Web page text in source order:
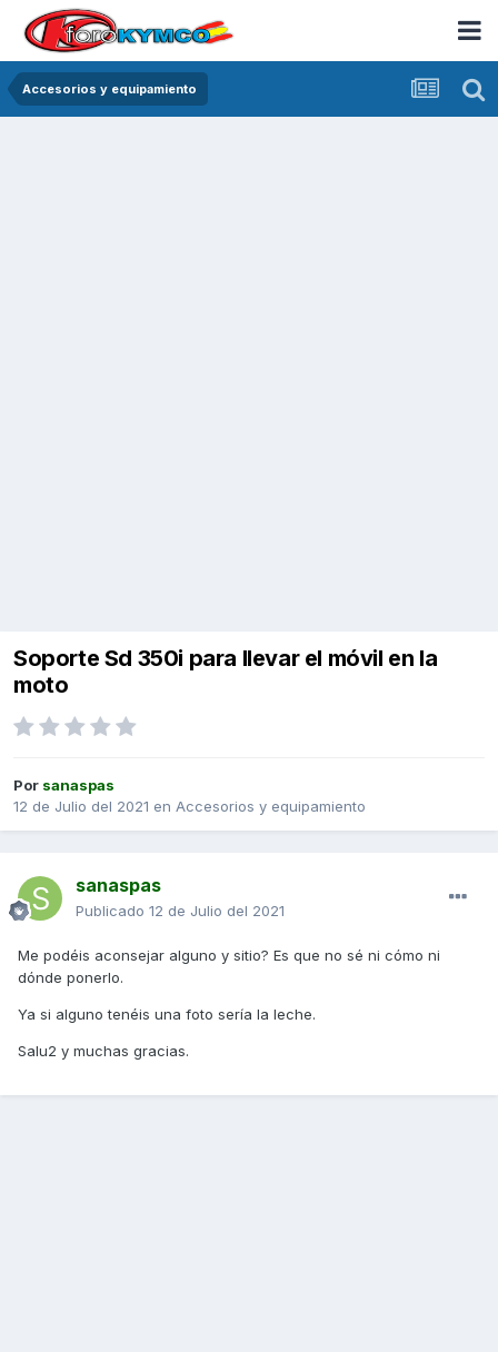
Accesorios y equipamiento
Soporte Sd 350i para llevar el móvil en la
moto
Por sanaspas
12 de Julio del 2021 en Accesorios y equipamiento
sanaspas
Publicado 12 de Julio del 2021
Me podéis aconsejar alguno y sitio? Es que no sé ni cómo ni
dónde ponerlo.
Ya si alguno tenéis una foto sería la leche.
Salu2 y muchas gracias.